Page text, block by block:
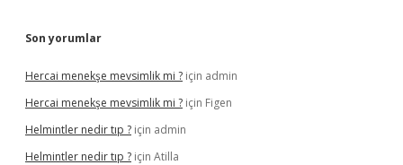
Son yorumlar
Hercai menekşe mevsimlik mi ? için admin
Hercai menekşe mevsimlik mi ? için Figen
Helmintler nedir tıp ? için admin
Helmintler nedir tıp ? için Atilla